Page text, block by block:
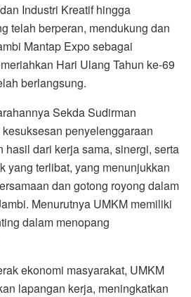
Industri Kreatif hingga
telah berperan, mendukung dan
Mantap Expo sebagai
Hari Ulang Tahun ke-69
berlangsung.
Sekda Sudirman
penyelenggaraan
hasil dari kerja sama, sinergi, serta
yang terlibat, yang menunjukkan
dan gotong royong dalam
Menurutnya UMKM memiliki
dalam menopang
ekonomi masyarakat, UMKM
lapangan kerja, meningkatkan